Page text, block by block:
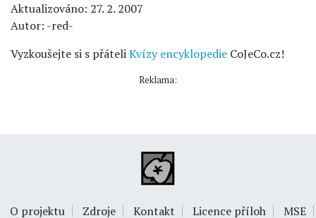
Aktualizováno: 27. 2. 2007
Autor: -red-
Vyzkoušejte si s přáteliKvízy encyklopedie CoJeCo.cz!
Reklama:
O projektu Zdroje Kontakt Licence příloh MSE